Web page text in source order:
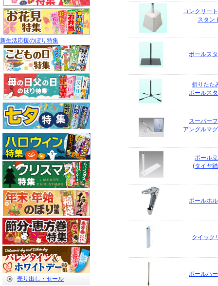
新生活応援のぼり特集
売り出し・セール
コンクリー
スタン
ポールス
折りたた
ポールス
スーパー
アングルマ
ポール
(タイヤ
ポールホ
クイック
ポールハ